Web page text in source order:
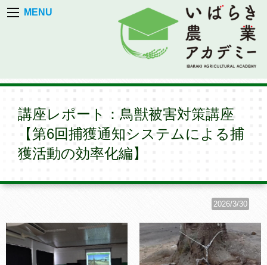
MENU
講座レポート：鳥獣被害対策講座
【第6回捕獲通知システムによる捕
獲活動の効率化編】
2026/3/30